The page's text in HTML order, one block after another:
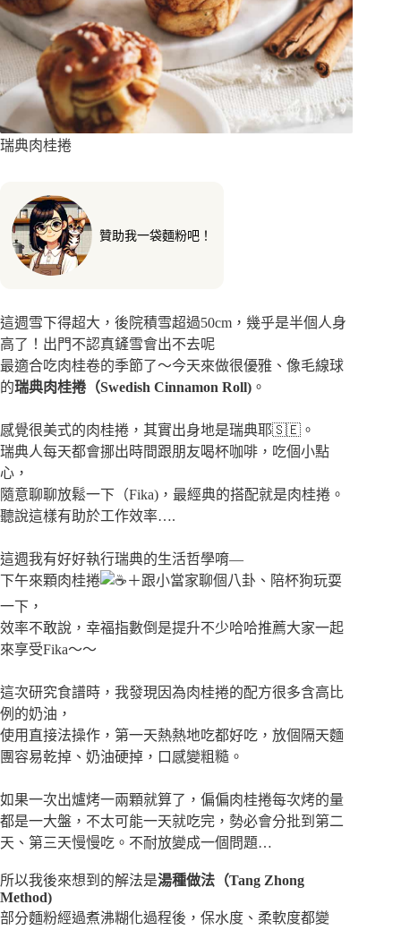
瑞典肉桂捲
贊助我一袋麵粉吧！
這週雪下得超大，後院積雪超過50cm，幾乎是半個人身
高了！出門不認真鏟雪會出不去呢
最適合吃肉桂卷的季節了～今天來做很優雅、像毛線球
的瑞典肉桂捲（Swedish Cinnamon Roll) 。
感覺很美式的肉桂捲，其實出身地是瑞典耶🇸🇪。
瑞典人每天都會挪出時間跟朋友喝杯咖啡，吃個小點
心，
隨意聊聊放鬆一下（Fika)，最經典的搭配就是肉桂捲。
聽說這樣有助於工作效率….
這週我有好好執行瑞典的生活哲學唷—
下午來顆肉桂捲
＋跟小當家聊個八卦、陪杯狗玩耍
一下，
效率不敢說，幸福指數倒是提升不少哈哈推薦大家一起
來享受Fika～～
這次研究食譜時，我發現因為肉桂捲的配方很多含高比
例的奶油，
使用直接法操作，第一天熱熱地吃都好吃，放個隔天麵
團容易乾掉、奶油硬掉，口感變粗糙。
如果一次出爐烤一兩顆就算了，偏偏肉桂捲每次烤的量
都是一大盤，不太可能一天就吃完，勢必會分批到第二
天、第三天慢慢吃。不耐放變成一個問題…
所以我後來想到的解法是湯種做法（Tang Zhong
Method)
部分麵粉經過煮沸糊化過程後，保水度、柔軟度都變